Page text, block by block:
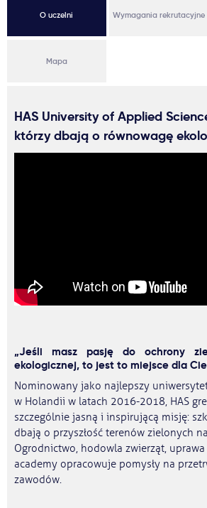
O uczelni Wymagania rekrutacyjne
Mapa
HAS University of Applied
którzy dbają o równowagę
„Jeśli masz pasję do ochrony
ekologicznej, to jest to miejsce dla
Nominowany jako najlepszy
w Holandii w latach 2016-2018, HAS
szczególnie jasną i inspirującą misję:
dbają o przyszłość terenów zielonych
Ogrodnictwo, hodowla zwierząt, uprawa
academy opracowuje pomysły na
zawodów.